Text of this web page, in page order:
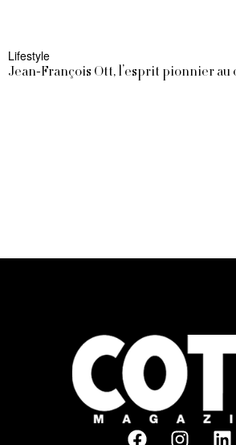
Lifestyle
Jean-François Ott, l’esprit pionnier au